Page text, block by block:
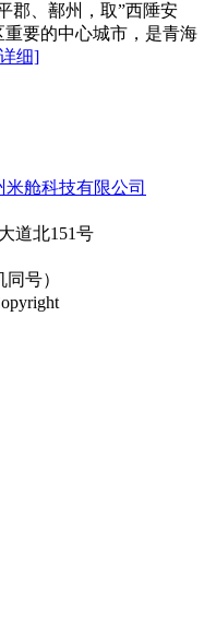
郡、鄯州，取”西陲安
要的中心城市，是青海
细]
米舱科技有限公司
道北151号
号）